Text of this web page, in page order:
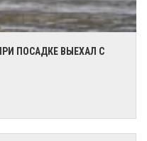
ПОСАДКЕ ВЫЕХАЛ С